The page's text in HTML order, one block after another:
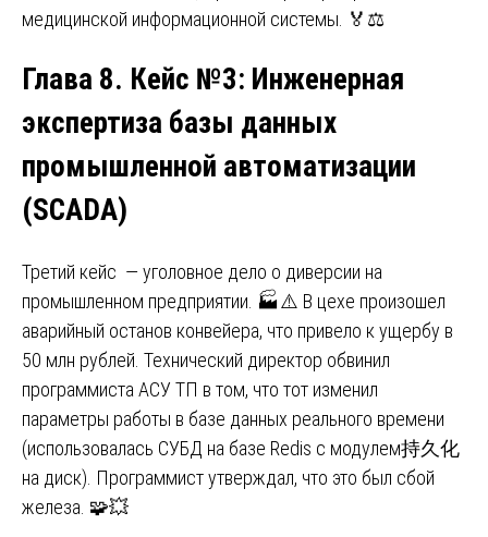
медицинской информационной системы. 🏅⚖️
Глава 8. Кейс №3: Инженерная
экспертиза базы данных
промышленной автоматизации
(SCADA)
Третий кейс — уголовное дело о диверсии на
промышленном предприятии. 🏭⚠️ В цехе произошел
аварийный останов конвейера, что привело к ущербу в
50 млн рублей. Технический директор обвинил
программиста АСУ ТП в том, что тот изменил
параметры работы в базе данных реального времени
(использовалась СУБД на базе Redis с модулем持久化
на диск). Программист утверждал, что это был сбой
железа. 🧩💥